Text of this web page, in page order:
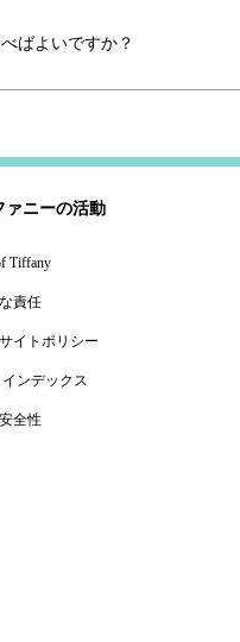
ばよいですか？
ァニーの活動
Tiffany
責任
イトポリシー
ンデックス
全性